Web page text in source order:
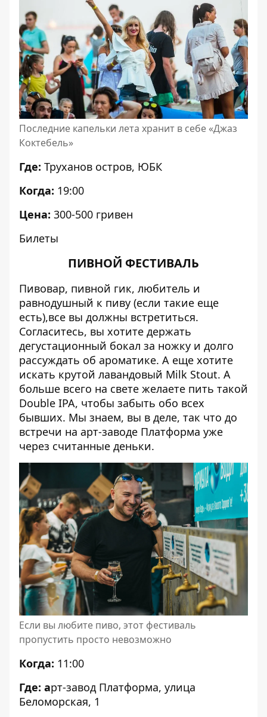
Последние капельки лета хранит в себе «Джаз
Коктебель»
Где: Труханов остров, ЮБК
Когда: 19:00
Цена: 300-500 гривен
Билеты
ПИВНОЙ ФЕСТИВАЛЬ
Пивовар, пивной гик, любитель и
равнодушный к пиву (если такие еще
есть),все вы должны встретиться.
Согласитесь, вы хотите держать
дегустационный бокал за ножку и долго
рассуждать об ароматике. А еще хотите
искать крутой лавандовый Milk Stout. А
больше всего на свете желаете пить такой
Double IPA, чтобы забыть обо всех
бывших. Мы знаем, вы в деле, так что до
встречи на арт-заводе Платформа уже
через считанные деньки.
Если вы любите пиво, этот фестиваль
пропустить просто невозможно
Когда: 11:00
Где: арт-завод Платформа, улица
Беломорская, 1